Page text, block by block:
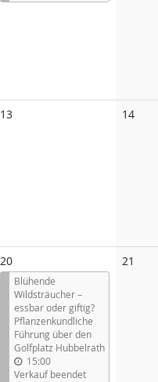
13Keine
14Keine
20
Blühende
Wildsträucher –
essbar oder giftig?
Pflanzenkundliche
Führung über den
Golfplatz Hubbelrath
15:00
Verkauf beendet
21